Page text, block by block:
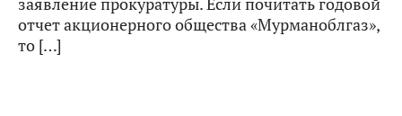
отчет акционерного общества «Мурманоблгаз»,
то […]